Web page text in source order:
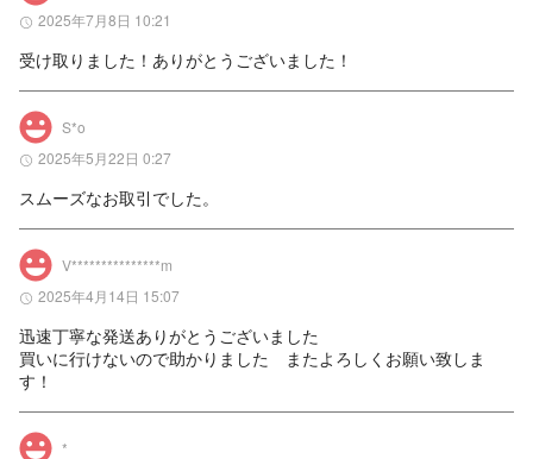
2025年7月8日 10:21
受け取りました！ありがとうございました！
S*o
2025年5月22日 0:27
スムーズなお取引でした。
V***************m
2025年4月14日 15:07
迅速丁寧な発送ありがとうございました
買いに行けないので助かりました　またよろしくお願い致しま
す！
*